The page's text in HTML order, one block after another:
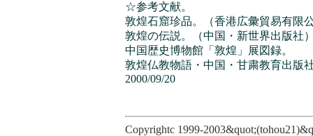
☆参考文献。
敦煌石窟珍品。（香港広彙貿易有限
敦煌の伝説。（中国・新世界出版
中国歴史博物館「敦煌」展図録。
敦煌仏教物語・中国・甘粛教育出版
2000/09/20
Copyrightc 1999-